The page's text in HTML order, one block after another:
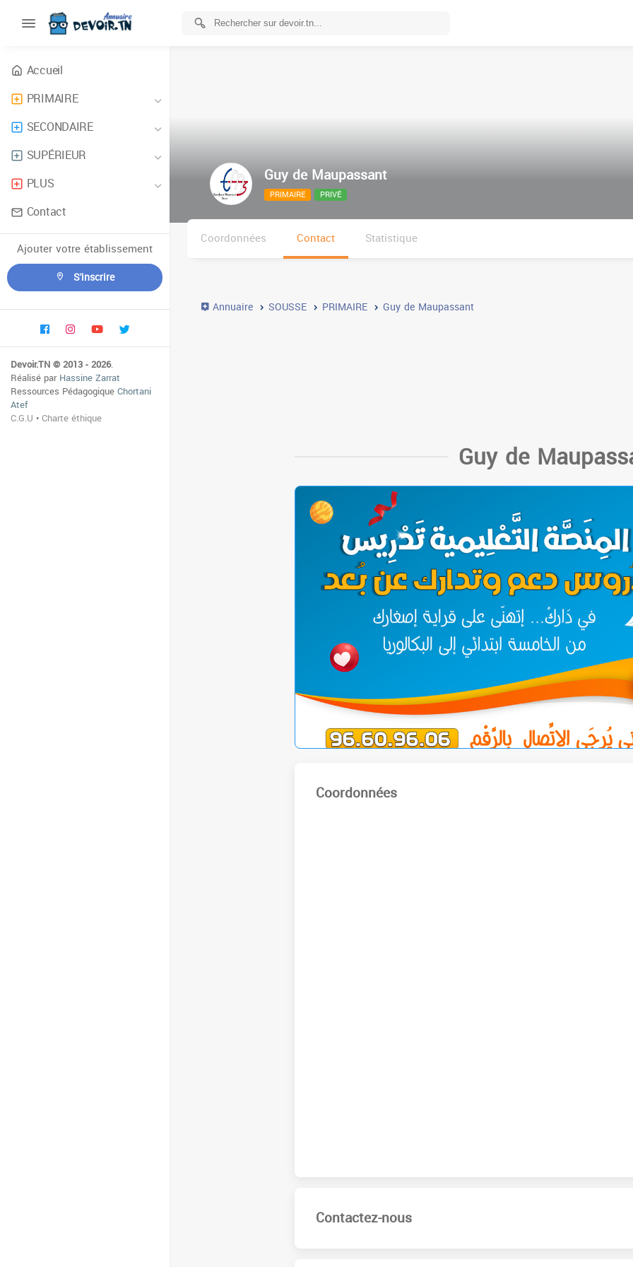
Accueil
PRIMAIRE
SECONDAIRE
SUPÉRIEUR
PLUS
Contact
Ajouter votre établissement
S'inscrire
Devoir.TN © 2013 - 2026.
Réalisé parHassine Zarrat
Ressources PédagogiqueChortani
Atef
C.G.U •Charte éthique
Guy de Maupassant
PRIMAIRE PRIVÉ
Coordonnées Contact Statistique
Annuaire SOUSSE PRIMAIRE Guy de Maupassant
Guy de
Coordonnées
Contactez-nous